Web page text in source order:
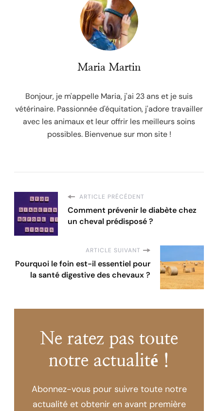
Maria Martin
Bonjour, je m'appelle Maria, j'ai 23 ans et je suis
vétérinaire. Passionnée d'équitation, j'adore travailler
avec les animaux et leur offrir les meilleurs soins
possibles. Bienvenue sur mon site !
ARTICLE PRÉCÉDENT
Comment prévenir le diabète chez
un cheval prédisposé ?
ARTICLE SUIVANT
Pourquoi le foin est-il essentiel pour
la santé digestive des chevaux ?
Ne ratez pas toute
notre actualité !
Abonnez-vous pour suivre toute notre
actualité et obtenir en avant première